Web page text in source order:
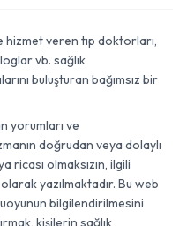
veren tıp doktorları,
vb. sağlık
buluşturan bağımsız bir
yorumları ve
doğrudan veya dolaylı
olmaksızın, ilgili
yazılmaktadır. Bu web
bilgilendirilmesini
kişilerin sağlık